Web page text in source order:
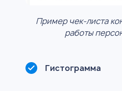
Пример чек-листа
работы
Гистограмма